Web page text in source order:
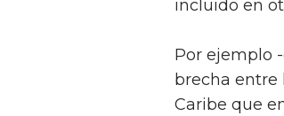
incluido en
Por ejemplo
brecha entre
Caribe que